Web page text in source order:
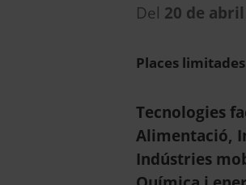
Del 20 de
Places
Tecnologies
Alimentació,
Indústries